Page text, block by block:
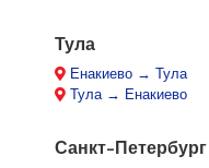
Тула
Енакиево → Тула
Тула → Енакиево
Санкт-Петербург